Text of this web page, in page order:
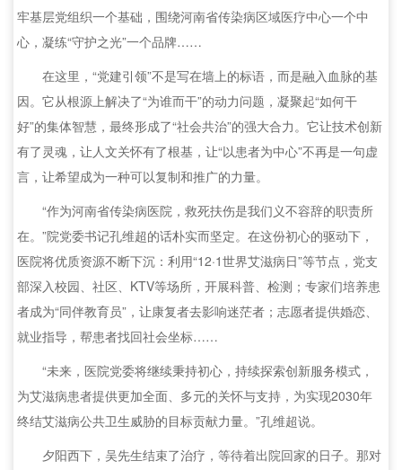
牢基层党组织一个基础，围绕河南省传染病区域医疗中心一个中
心，凝练“守护之光”一个品牌……
在这里，“党建引领”不是写在墙上的标语，而是融入血脉的基
因。它从根源上解决了“为谁而干”的动力问题，凝聚起“如何干
好”的集体智慧，最终形成了“社会共治”的强大合力。它让技术创新
有了灵魂，让人文关怀有了根基，让“以患者为中心”不再是一句虚
言，让希望成为一种可以复制和推广的力量。
“作为河南省传染病医院，救死扶伤是我们义不容辞的职责所
在。”院党委书记孔维超的话朴实而坚定。在这份初心的驱动下，
医院将优质资源不断下沉：利用“12·1世界艾滋病日”等节点，党支
部深入校园、社区、KTV等场所，开展科普、检测；专家们培养患
者成为“同伴教育员”，让康复者去影响迷茫者；志愿者提供婚恋、
就业指导，帮患者找回社会坐标……
“未来，医院党委将继续秉持初心，持续探索创新服务模式，
为艾滋病患者提供更加全面、多元的关怀与支持，为实现2030年
终结艾滋病公共卫生威胁的目标贡献力量。”孔维超说。
夕阳西下，吴先生结束了治疗，等待着出院回家的日子。那对